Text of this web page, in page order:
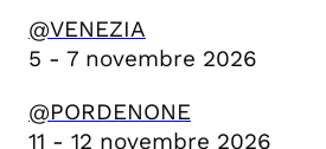
@VENEZIA
5 - 7 novembre 2026
@PORDENONE
11 - 12 novembre 2026